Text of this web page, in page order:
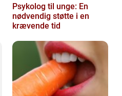
Psykolog til unge: En
nødvendig støtte i en
krævende tid